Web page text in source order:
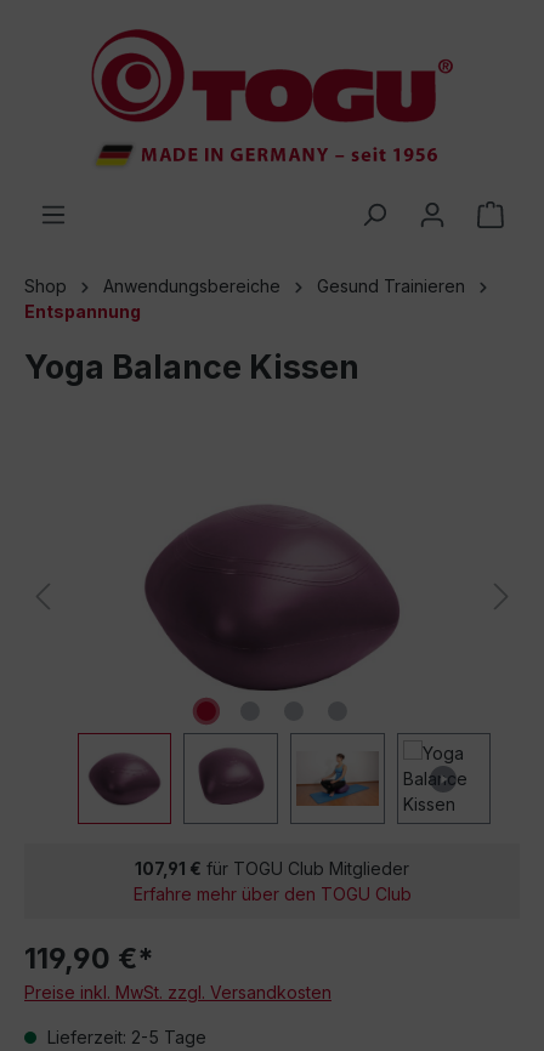
springen
Shop Anwendungsbereiche
Gesund Trainieren
Entspannung
Yoga Balance Kissen
107,91 € für TOGU Club Mitglieder
Erfahre mehr über den TOGU Club
119,90 €*
Preise inkl. MwSt. zzgl. Versandkosten
Lieferzeit: 2-5 Tage